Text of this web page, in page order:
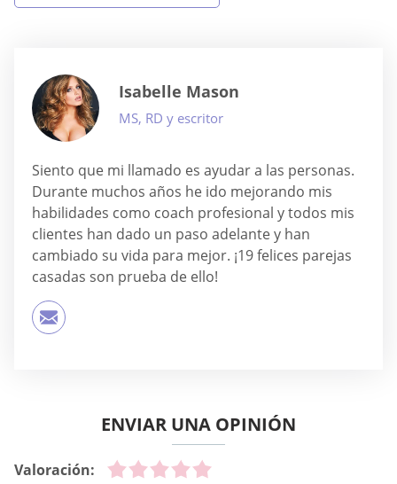
Isabelle Mason
MS, RD y escritor
Siento que mi llamado es ayudar a las personas.
Durante muchos años he ido mejorando mis
habilidades como coach profesional y todos mis
clientes han dado un paso adelante y han
cambiado su vida para mejor. ¡19 felices parejas
casadas son prueba de ello!
ENVIAR UNA OPINIÓN
Valoración: